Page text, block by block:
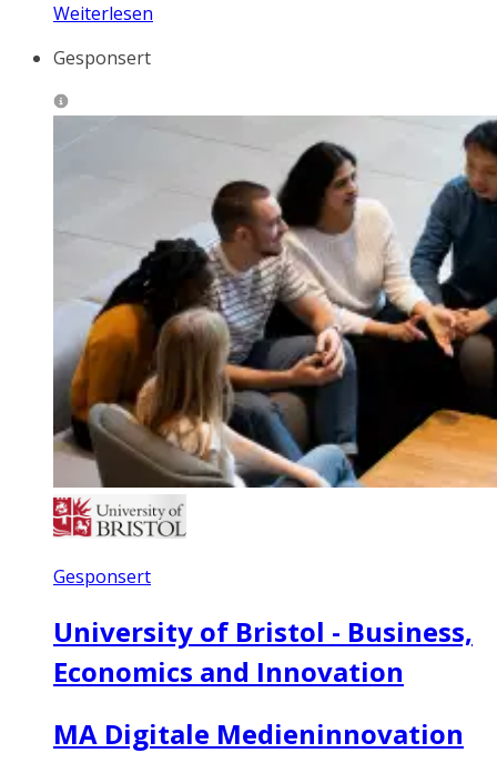
Weiterlesen
Gesponsert
Gesponsert
University of Bristol - Business,
Economics and Innovation
MA Digitale Medieninnovation